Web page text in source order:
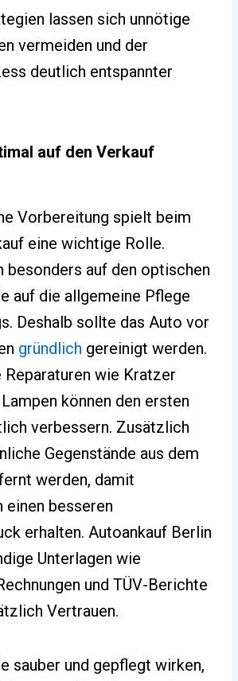
lassen sich unnötige
vermeiden und der
deutlich entspannter
auf den Verkauf
Vorbereitung spielt beim
eine wichtige Rolle.
besonders auf den optischen
auf die allgemeine Pflege
Deshalb sollte das Auto vor
gründlich gereinigt werden.
Reparaturen wie Kratzer
können den ersten
verbessern. Zusätzlich
Gegenstände aus dem
werden, damit
einen besseren
erhalten. Autoankauf Berlin
Unterlagen wie
und TÜV-Berichte
Vertrauen.
sauber und gepflegt wirken,